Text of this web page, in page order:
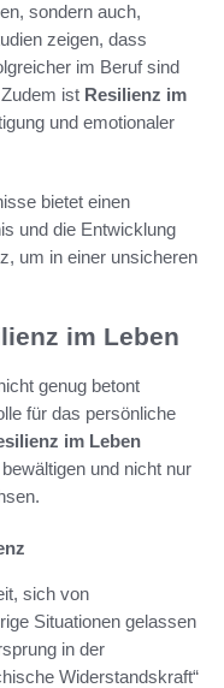
sondern auch,
zeigen, dass
im Beruf sind
ist Resilienz im
und emotionaler
bietet einen
und die Entwicklung
um in einer unsicheren
im Leben
genug betont
für das persönliche
im Leben
und nicht nur
sich von
Situationen gelassen
in der
Widerstandskraft“